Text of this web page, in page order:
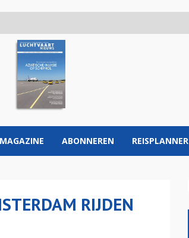
MAGAZINE ABONNEREN REISPLANNER
RIJDEN